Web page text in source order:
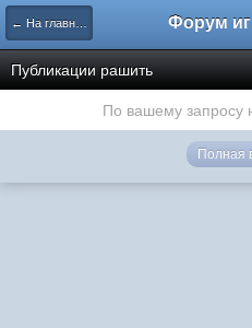
← На главную
Публикации рашить
По вашему запросу
Полная